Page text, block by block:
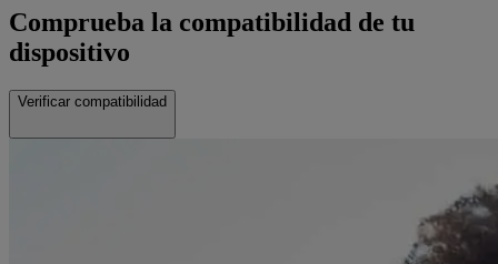
Comprueba la compatibilidad de tu
dispositivo
Verificar compatibilidad